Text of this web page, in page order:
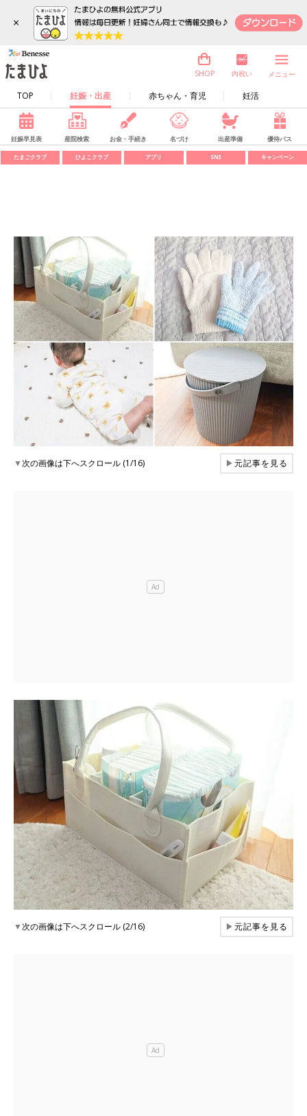
×
TOP 妊娠・出産 赤ちゃん・育児 妊活
SHOP 内祝い メニュー
妊娠早見表 産院検索 お金・手続き 名づけ 出産準備 優待パス
たまごクラブ ひよこクラブ アプリ SNS キャンペーン
▼次の画像は下へスクロール (1/16) ▶元記事を見る
▼次の画像は下へスクロール (2/16) ▶元記事を見る